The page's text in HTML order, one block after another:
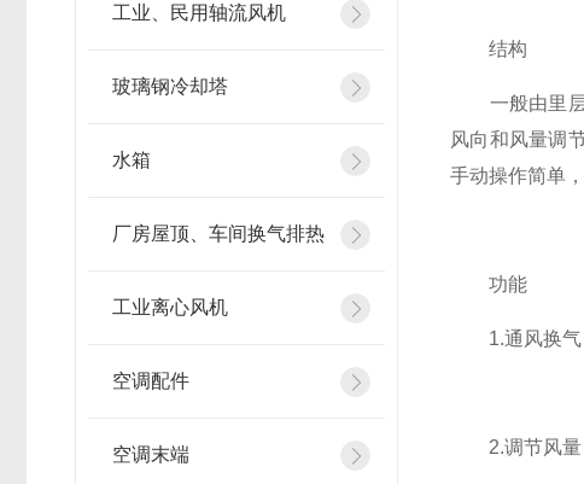
工业、民用轴流风机
玻璃钢冷却塔
水箱
厂房屋顶、车间换气排热
工业离心风机
空调配件
空调末端
结构
一般由里层
风向和风量调
手动操作简单
功能
1.通风换气：
2.调节风量：